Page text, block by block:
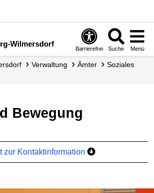
Wilmersdorf
Barrierefrei Suche Menü
Verwaltung Ämter
Soziales
Bewegung
zur Kontaktinformation